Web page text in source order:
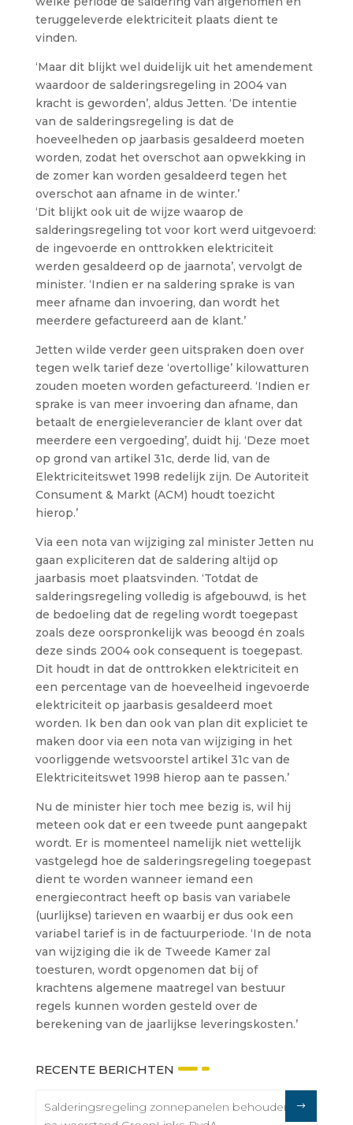
teruggeleverde elektriciteit plaats dient te
vinden.
‘Maar dit blijkt wel duidelijk uit het amendement
waardoor de salderingsregeling in 2004 van
kracht is geworden’, aldus Jetten. ‘De intentie
van de salderingsregeling is dat de
hoeveelheden op jaarbasis gesaldeerd moeten
worden, zodat het overschot aan opwekking in
de zomer kan worden gesaldeerd tegen het
overschot aan afname in de winter.’
‘Dit blijkt ook uit de wijze waarop de
salderingsregeling tot voor kort werd uitgevoerd:
de ingevoerde en onttrokken elektriciteit
werden gesaldeerd op de jaarnota’, vervolgt de
minister. ‘Indien er na saldering sprake is van
meer afname dan invoering, dan wordt het
meerdere gefactureerd aan de klant.’
Jetten wilde verder geen uitspraken doen over
tegen welk tarief deze ‘overtollige’ kilowatturen
zouden moeten worden gefactureerd. ‘Indien er
sprake is van meer invoering dan afname, dan
betaalt de energieleverancier de klant over dat
meerdere een vergoeding’, duidt hij. ‘Deze moet
op grond van artikel 31c, derde lid, van de
Elektriciteitswet 1998 redelijk zijn. De Autoriteit
Consument & Markt (ACM) houdt toezicht
hierop.’
Via een nota van wijziging zal minister Jetten nu
gaan expliciteren dat de saldering altijd op
jaarbasis moet plaatsvinden. ‘Totdat de
salderingsregeling volledig is afgebouwd, is het
de bedoeling dat de regeling wordt toegepast
zoals deze oorspronkelijk was beoogd én zoals
deze sinds 2004 ook consequent is toegepast.
Dit houdt in dat de onttrokken elektriciteit en
een percentage van de hoeveelheid ingevoerde
elektriciteit op jaarbasis gesaldeerd moet
worden. Ik ben dan ook van plan dit expliciet te
maken door via een nota van wijziging in het
voorliggende wetsvoorstel artikel 31c van de
Elektriciteitswet 1998 hierop aan te passen.’
Nu de minister hier toch mee bezig is, wil hij
meteen ook dat er een tweede punt aangepakt
wordt. Er is momenteel namelijk niet wettelijk
vastgelegd hoe de salderingsregeling toegepast
dient te worden wanneer iemand een
energiecontract heeft op basis van variabele
(uurlijkse) tarieven en waarbij er dus ook een
variabel tarief is in de factuurperiode. ‘In de nota
van wijziging die ik de Tweede Kamer zal
toesturen, wordt opgenomen dat bij of
krachtens algemene maatregel van bestuur
regels kunnen worden gesteld over de
berekening van de jaarlijkse leveringskosten.’
RECENTE BERICHTEN
Salderingsregeling zonnepanelen behouden